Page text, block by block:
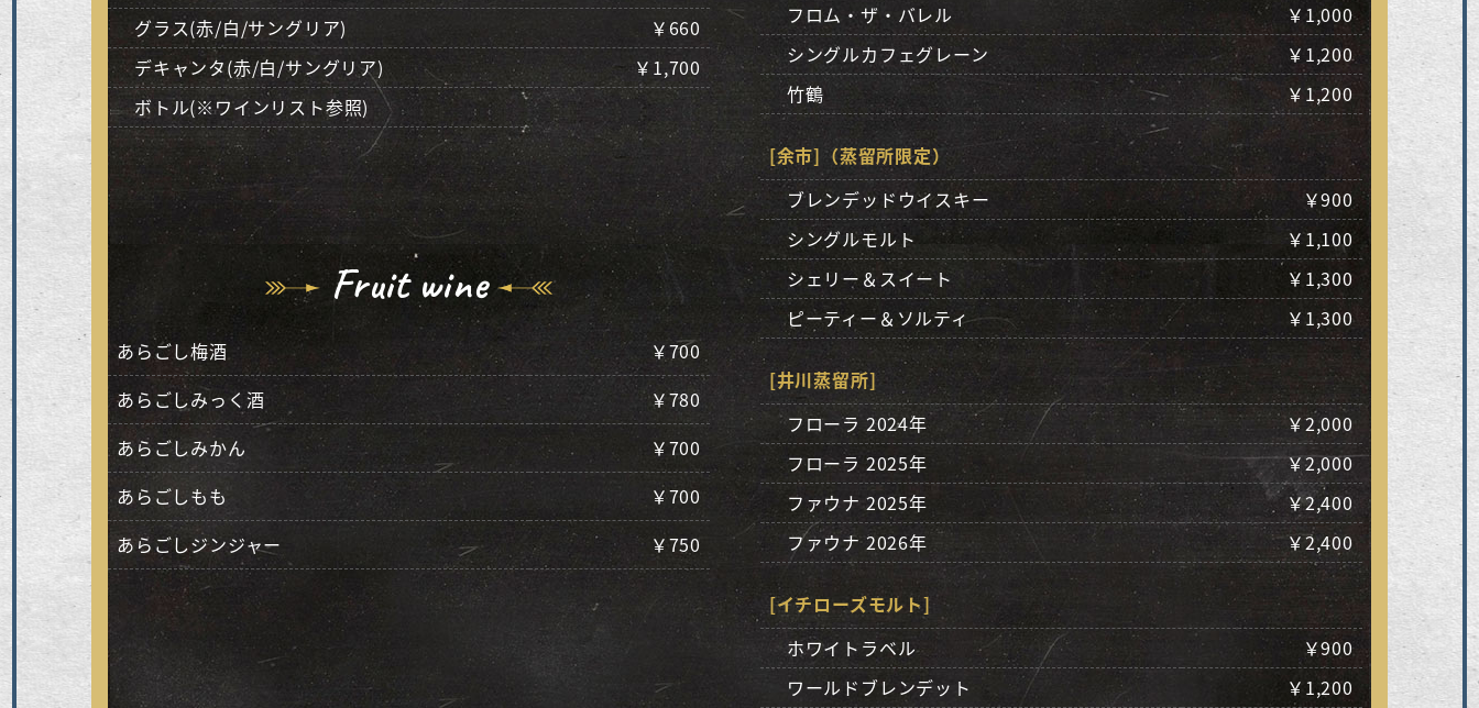
グラス(赤/白/サングリア)
￥660
デキャンタ(赤/白/サングリア)
￥1,700
ボトル(※ワインリスト参照)
Fruit wine
あらごし梅酒
￥700
あらごしみっく酒
￥780
あらごしみかん
￥700
あらごしもも
￥700
あらごしジンジャー
￥750
フロム・ザ・バレル
￥1,000
シングルカフェグレーン
￥1,200
竹鶴
￥1,200
[余市]（蒸留所限定）
ブレンデッドウイスキー
￥900
シングルモルト
￥1,100
シェリー＆スイート
￥1,300
ピーティー＆ソルティ
￥1,300
[井川蒸留所]
フローラ 2024年
￥2,000
フローラ 2025年
￥2,000
ファウナ 2025年
￥2,400
ファウナ 2026年
￥2,400
[イチローズモルト]
ホワイトラベル
￥900
ワールドブレンデット
￥1,200